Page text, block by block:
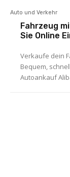
Auto und Verkehr
Fahrzeug
Sie Online
Verkaufe dein
Bequem, schnell und
Autoankauf